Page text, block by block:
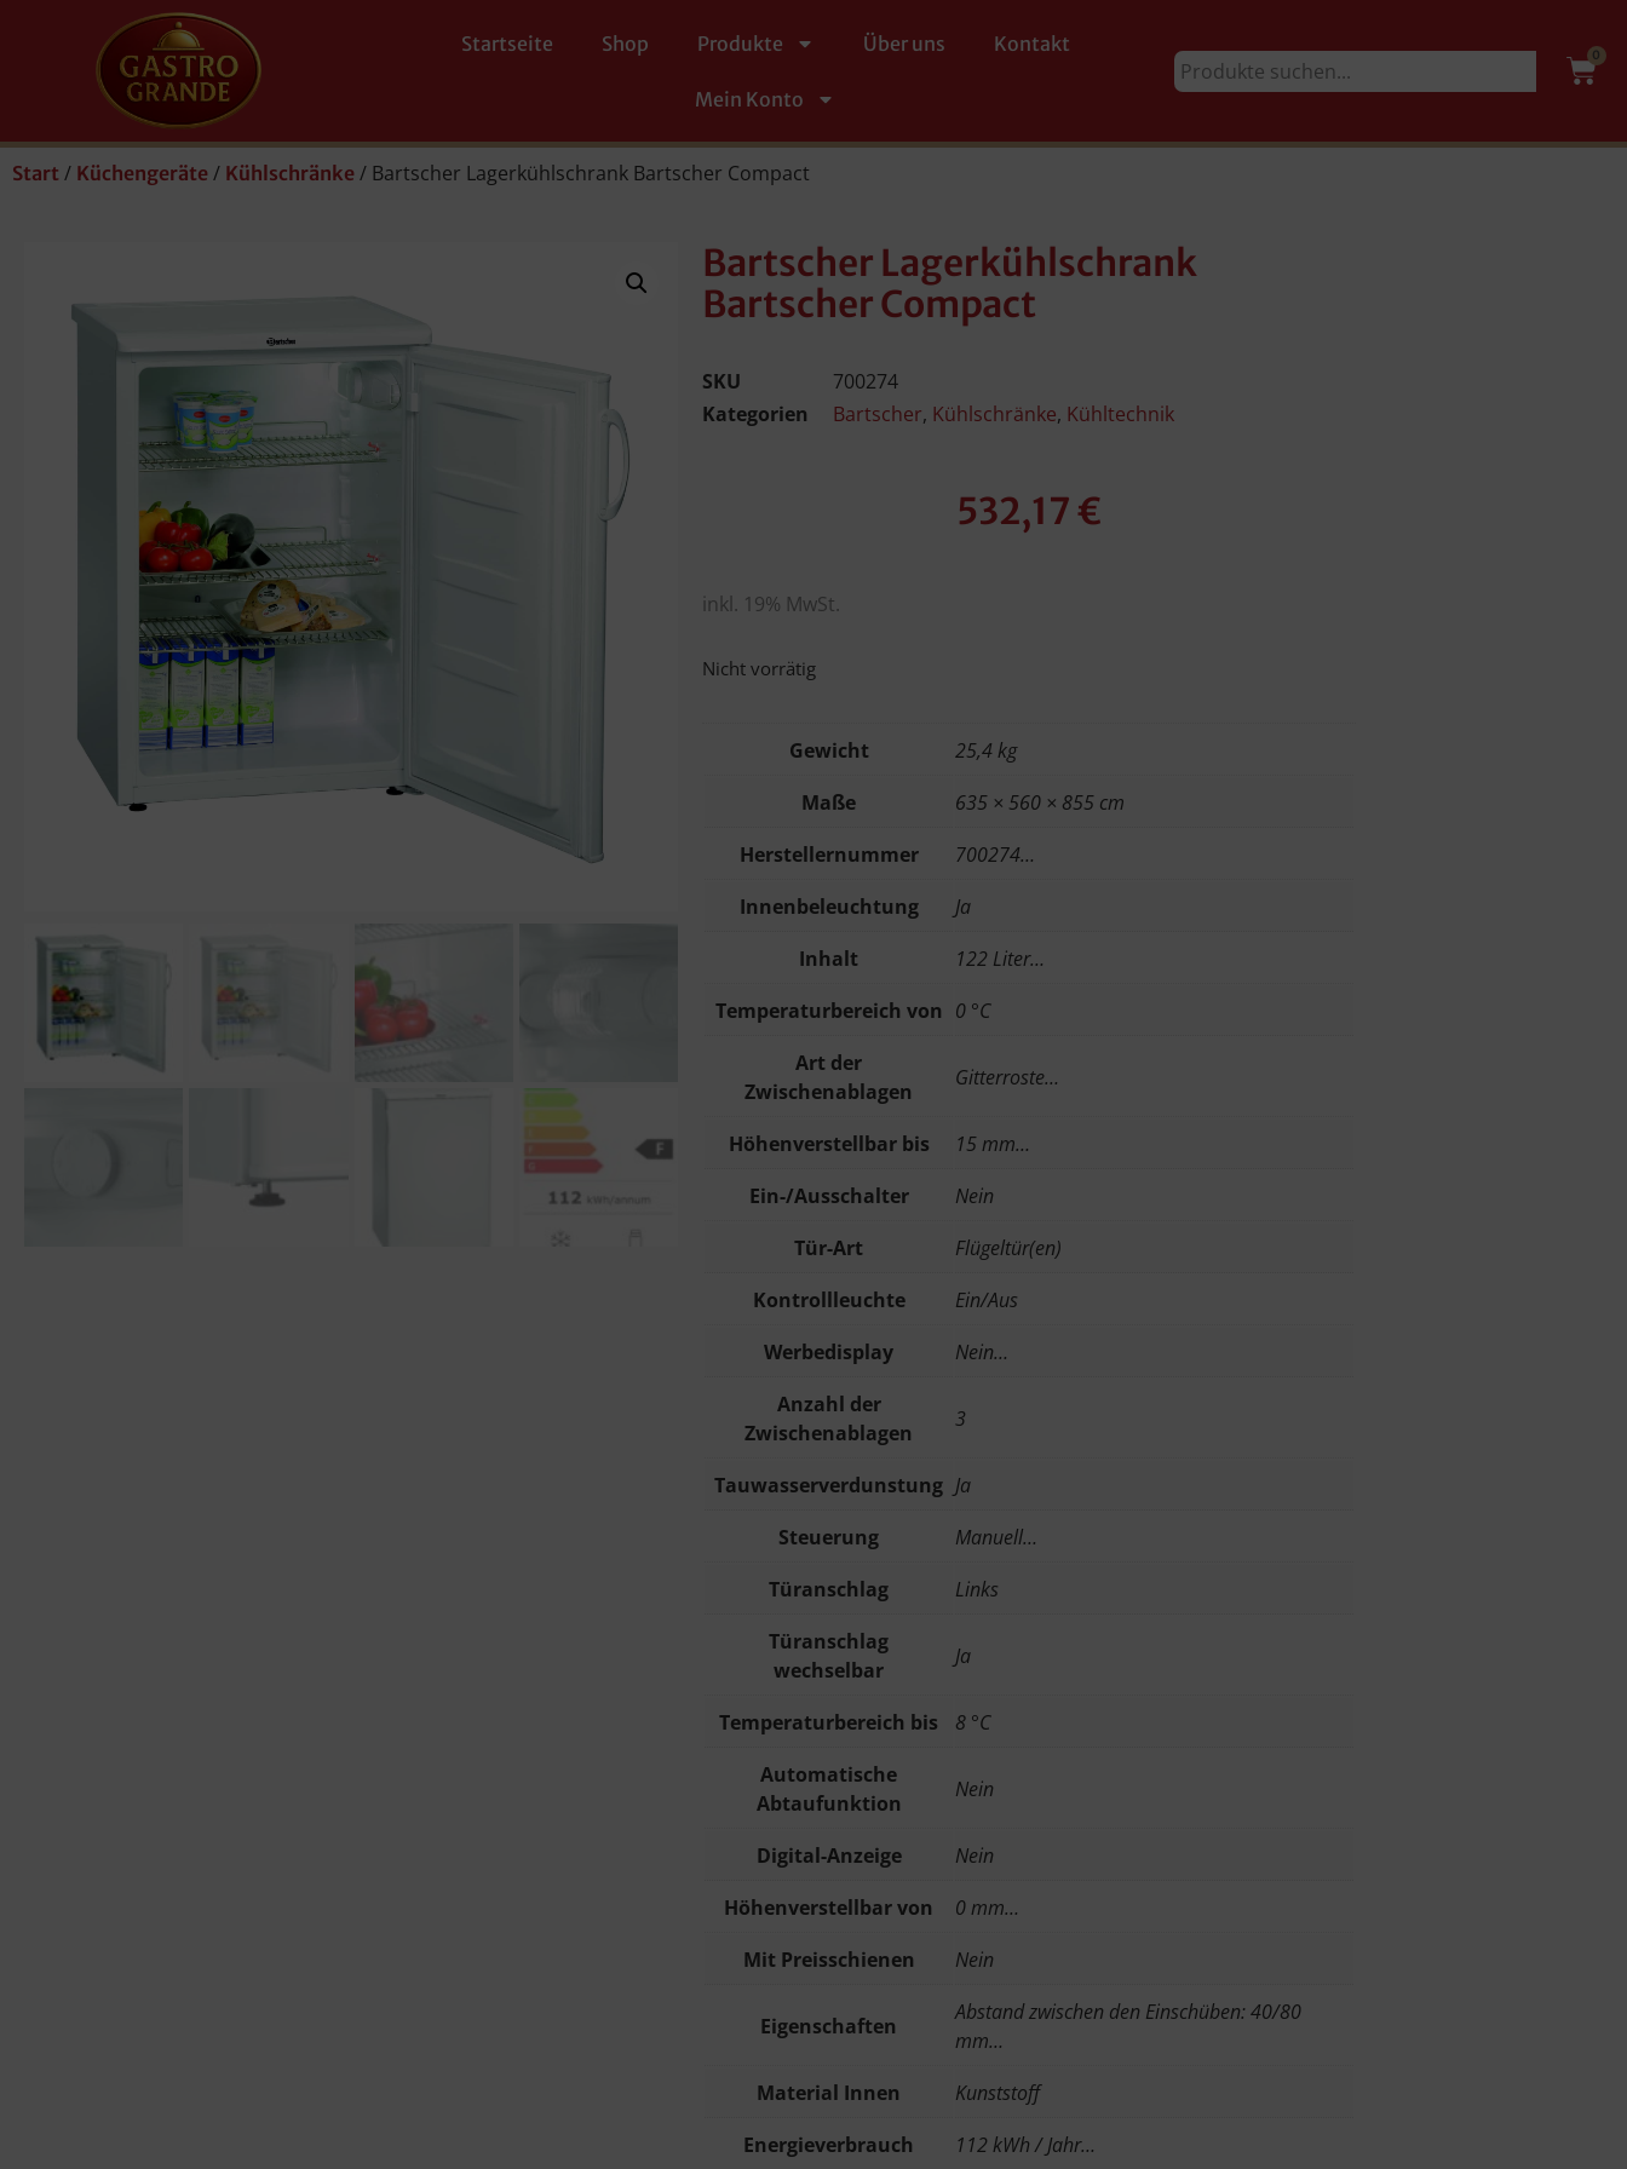
Startseite Shop Produkte Über uns Kontakt
Mein Konto
0
Start / Küchengeräte / Kühlschränke / Bartscher Lagerkühlschrank Bartscher Compact
Bartscher Lagerkühlschrank
Bartscher Compact
SKU
700274
Kategorien
Bartscher, Kühlschränke, Kühltechnik
532,17€
inkl. 19% MwSt.
Nicht vorrätig
Gewicht
25,4 kg
Maße
635 × 560 × 855 cm
Herstellernummer
700274…
Innenbeleuchtung
Ja
Inhalt
122 Liter…
Temperaturbereich von 0 °C
Art der
Zwischenablagen
Gitterroste…
Höhenverstellbar bis
15 mm…
Ein-/Ausschalter
Nein
Tür-Art
Flügeltür(en)
Kontrollleuchte
Ein/Aus
Werbedisplay
Nein…
Anzahl der
Zwischenablagen
3
Tauwasserverdunstung Ja
Steuerung
Manuell…
Türanschlag
Links
Türanschlag
wechselbar
Ja
Temperaturbereich bis
8 °C
Automatische
Abtaufunktion
Nein
Digital-Anzeige
Nein
Höhenverstellbar von
0 mm…
Mit Preisschienen
Nein
Eigenschaften
Abstand zwischen den Einschüben: 40/80
mm…
Material Innen
Kunststoff
Energieverbrauch
112 kWh / Jahr…